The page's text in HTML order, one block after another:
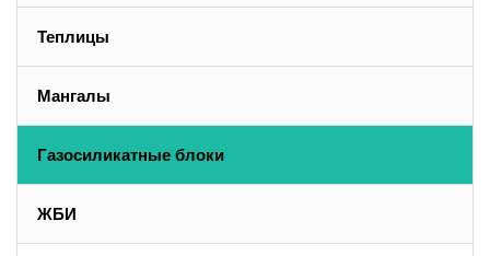
Теплицы
Мангалы
Газосиликатные блоки
ЖБИ